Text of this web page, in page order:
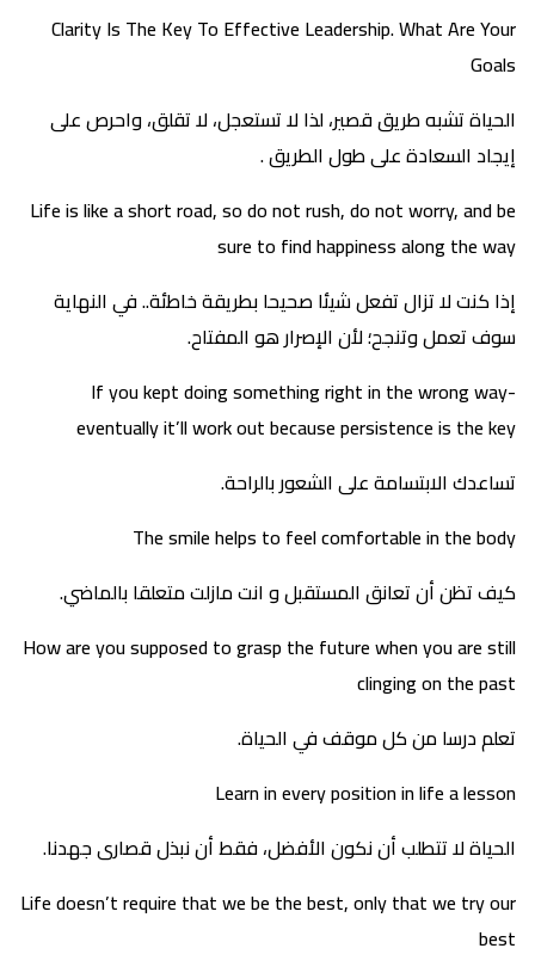
Clarity Is The Key To Effective Leadership. What Are Your
Goals
الحياة تشبه طريق قصير، لذا لا تستعجل، لا تقلق، واحرص على
إيجاد السعادة على طول الطريق .
Life is like a short road, so do not rush, do not worry, and be
sure to find happiness along the way
إذا كنت لا تزال تفعل شيئا صحيحا بطريقة خاطئة.. في النهاية
سوف تعمل وتنجح؛ لأن الإصرار هو المفتاح.
If you kept doing something right in the wrong way-
eventually it’ll work out because persistence is the key
تساعدك الابتسامة على الشعور بالراحة.
The smile helps to feel comfortable in the body
كيف تظن أن تعانق المستقبل و انت مازلت متعلقا بالماضي.
How are you supposed to grasp the future when you are still
clinging on the past
تعلم درسا من كل موقف في الحياة.
Learn in every position in life a lesson
الحياة لا تتطلب أن نكون الأفضل، فقط أن نبذل قصارى جهدنا.
Life doesn’t require that we be the best, only that we try our
best